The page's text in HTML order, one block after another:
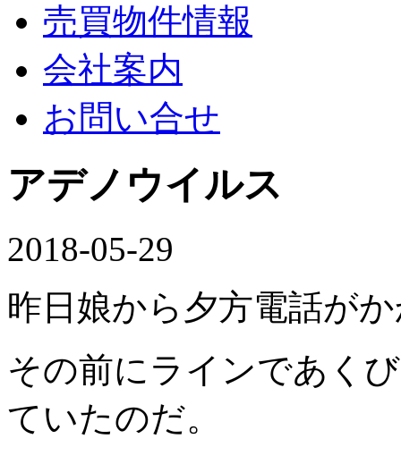
売買物件情報
会社案内
お問い合せ
アデノウイルス
2018-05-29
昨日娘から夕方電話が
その前にラインであく
ていたのだ。